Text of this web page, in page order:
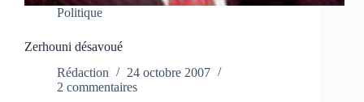
Politique
Zerhouni désavoué
Rédaction
24 octobre 2007
2 commentaires